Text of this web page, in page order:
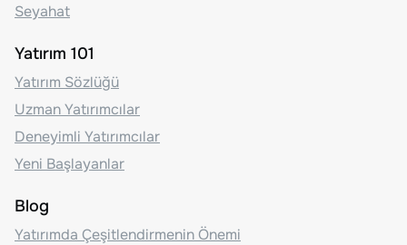
Seyahat
Yatırım 101
Yatırım Sözlüğü
Uzman Yatırımcılar
Deneyimli Yatırımcılar
Yeni Başlayanlar
Blog
Yatırımda Çeşitlendirmenin Önemi